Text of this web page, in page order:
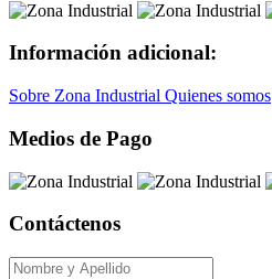
Información adicional:
Sobre Zona Industrial Quienes somos
Medios de Pago
Contáctenos